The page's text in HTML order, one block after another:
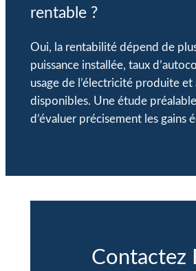
rentable ?
Oui, la rentabilité dépend de
puissance installée, taux
usage de l’électricité produite et
disponibles. Une étude
d’évaluer précisement les gains
Contactez